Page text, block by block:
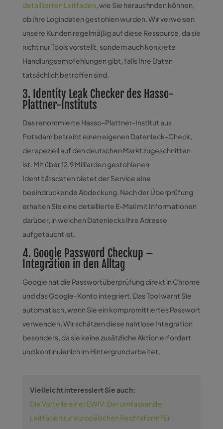
detaillierten Leitfaden, wie Sie herausfinden können,
ob Ihre Logindaten gestohlen wurden. Wir verweisen
unsere Kunden regelmäßig auf diese Ressource, da sie
nicht nur Tools vorstellt, sondern auch konkrete
Handlungsempfehlungen gibt, falls Ihre Daten
tatsächlich betroffen sind.
3. Identity Leak Checker des Hasso-
Plattner-Instituts
Das renommierte Hasso-Plattner-Institut aus
Potsdam betreibt einen eigenen Datenleck-Check,
der speziell auf den deutschen Markt zugeschnitten
ist. Mit über 12,9 Milliarden gestohlenen
Identitätsdaten bietet der Service eine
beeindruckende Abdeckung. Nach der Überprüfung
erhalten Sie eine detaillierte E-Mail mit Informationen
darüber, in welchen Datenlecks Ihre Adresse
aufgetaucht ist.
4. Google Password Checkup –
Integration in den Alltag
Google hat die Passwortüberprüfung direkt in Chrome
und das Google-Konto integriert. Das Tool warnt Sie
automatisch, wenn Sie ein kompromittiertes Passwort
verwenden. Wir schätzen diese nahtlose Integration
besonders, da sie keine zusätzliche Aktion erfordert
und kontinuierlich im Hintergrund arbeitet.
Vielleicht interessiert Sie auch:
Die Vorteile einer EWIV: Der umfassende
Leitfaden zur europäischen Rechtsform für